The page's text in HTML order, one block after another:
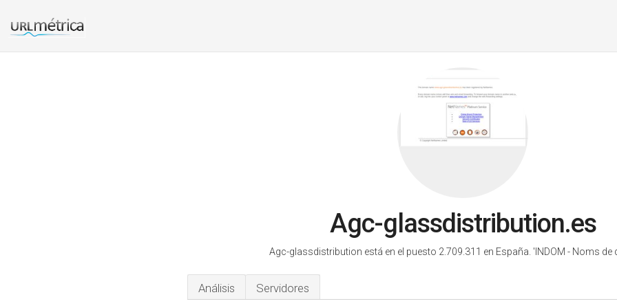
Agc-glassdistribution.es
Agc-glassdistribution está en el puesto 2.709.311 en España. 'INDOM - Noms de
Análisis Servidores